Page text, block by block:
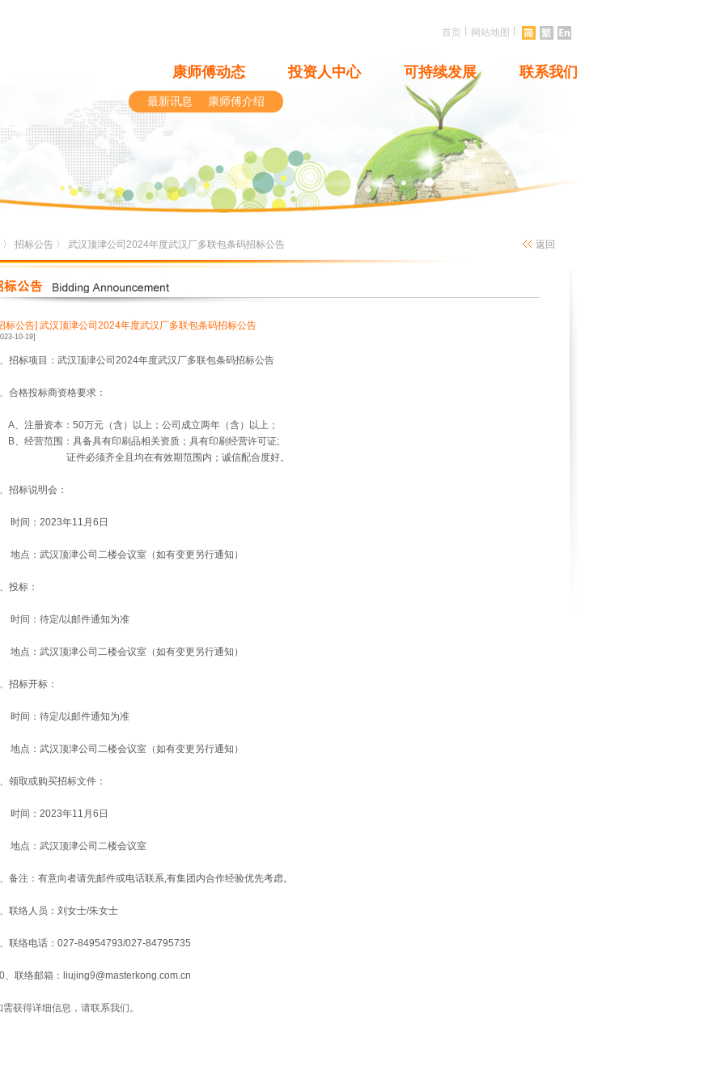
首页 网站地图
康师傅动态 投资人中心 可持续发展 联系我们
最新讯息 康师傅介绍
〉 招标公告 〉 武汉顶津公司2024年度武汉厂多联包条码招标公告 返回
标公告] 武汉顶津公司2024年度武汉厂多联包条码招标公告
10-19]
招标项目：武汉顶津公司2024年度武汉厂多联包条码招标公告
合格投标商资格要求：
注册资本：50万元（含）以上；公司成立两年（含）以上；
经营范围：具备具有印刷品相关资质； 具有印刷经营许可证;
件必须齐全且均在有效期范围内；诚信配合度好。
招标说明会：
间：2023年11月6日
点：武汉顶津公司二楼会议室（如有变更另行通知）
投标：
间：待定/以邮件通知为准
点：武汉顶津公司二楼会议室（如有变更另行通知）
招标开标：
间：待定/以邮件通知为准
点：武汉顶津公司二楼会议室（如有变更另行通知）
领取或购买招标文件：
间：2023年11月6日
点：武汉顶津公司二楼会议室
备注：有意向者请先邮件或电话联系,有集团内合作经验优先考虑。
联络人员：刘女士/朱女士
联络电话：027-84954793/027-84795735
、联络邮箱：liujing9@masterkong.com.cn
需获得详细信息，请联系我们。